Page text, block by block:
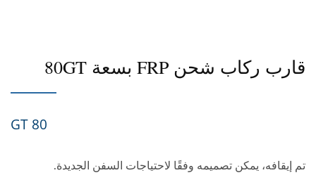
قارب ركاب شحن FRP بسعة 80GT
80 GT
تم إيقافه، يمكن تصميمه وفقًا لاحتياجات السفن الجديدة.